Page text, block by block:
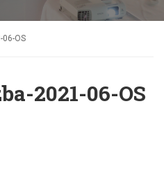
06-OS
2021-06-OS